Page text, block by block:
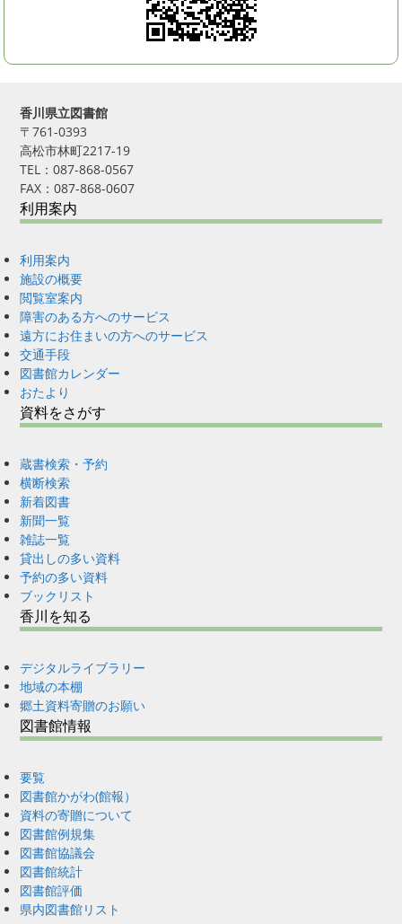
香川県立図書館
〒761-0393
高松市林町2217-19
TEL：087-868-0567
FAX：087-868-0607
利用案内
利用案内
施設の概要
閲覧室案内
障害のある方へのサービス
遠方にお住まいの方へのサービス
交通手段
図書館カレンダー
おたより
資料をさがす
蔵書検索・予約
横断検索
新着図書
新聞一覧
雑誌一覧
貸出しの多い資料
予約の多い資料
ブックリスト
香川を知る
デジタルライブラリー
地域の本棚
郷土資料寄贈のお願い
図書館情報
要覧
図書館かがわ(館報）
資料の寄贈について
図書館例規集
図書館協議会
図書館統計
図書館評価
県内図書館リスト